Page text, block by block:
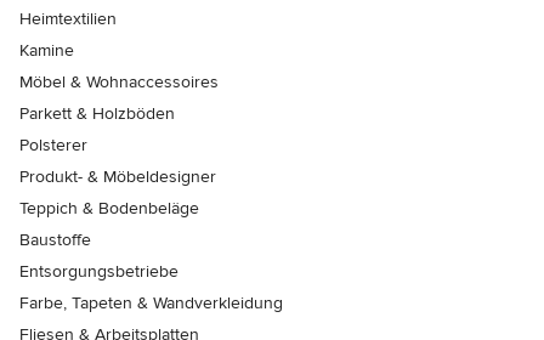
Heimtextilien
Kamine
Möbel & Wohnaccessoires
Parkett & Holzböden
Polsterer
Produkt- & Möbeldesigner
Teppich & Bodenbeläge
Baustoffe
Entsorgungsbetriebe
Farbe, Tapeten & Wandverkleidung
Fliesen & Arbeitsplatten